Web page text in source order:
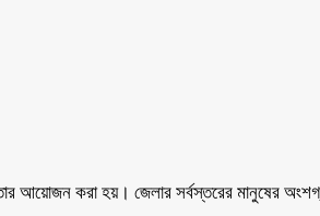
আয়োজন করা হয়। জেলার সর্বস্তরের মানুষের